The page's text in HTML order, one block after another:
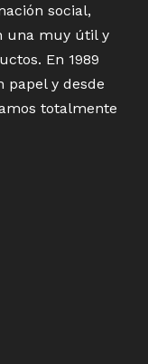
social,
una muy útil y
En 1989
papel y desde
totalmente